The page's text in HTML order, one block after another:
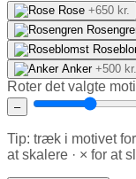
Rose +650 kr.
Anker +500 kr.
Roter det valgte
–
Tip: træk i motivet
at skalere · × for at